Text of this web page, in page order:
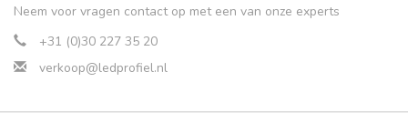
Neem voor vragen contact op met een van onze experts
+31 (0)30 227 35 20
verkoop@ledprofiel.nl